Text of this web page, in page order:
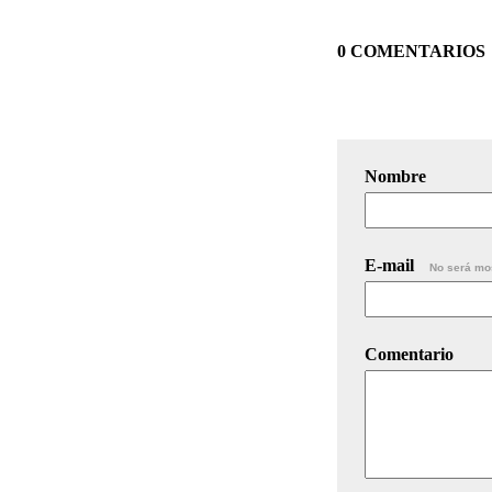
0 COMENTARIOS
Nombre
E-mail No será
Comentario